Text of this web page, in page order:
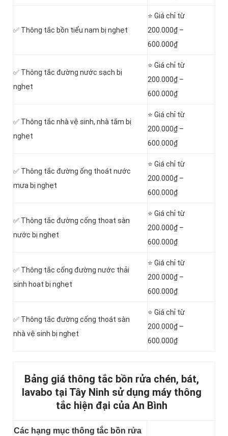
✅ Thông tắc bồn tiểu nam bị nghẹt
⭐ Giá chỉ từ
200.000₫ –
600.000₫
✅ Thông tắc đường nước sạch bị
nghẹt
⭐ Giá chỉ từ
200.000₫ –
600.000₫
✅ Thông tắc nhà vệ sinh, nhà tắm bị
nghẹt
⭐ Giá chỉ từ
200.000₫ –
600.000₫
✅ Thông tắc đường ống thoát nước
mưa bị nghẹt
⭐ Giá chỉ từ
200.000₫ –
600.000₫
✅ Thông tắc đường cống thoat sàn
nước bị nghẹt
⭐ Giá chỉ từ
200.000₫ –
600.000₫
‎✅ Thông tắc cống đường nước thải
sinh hoạt bị nghẹt
⭐ Giá chỉ từ
200.000₫ –
600.000₫
✅ Thông tắc đường cống thoát sàn
nhà vệ sinh bị nghẹt
⭐ Giá chỉ từ
200.000₫ –
600.000₫
Bảng giá thông tắc bồn rửa chén, bát,
lavabo tại Tây Ninh sử dụng máy thông
tắc hiện đại của An Bình
Các hạng mục thông tắc bồn rửa